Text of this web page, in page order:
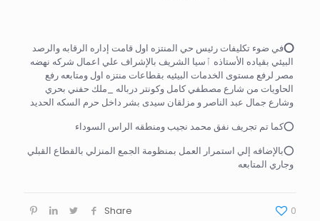
⭕في ضوء تكليفات رئيس حي المنتزه اول قامت إداره الرقابه والرصد
البيئي بقياده الأستاذه ٱسيا الشريف بالإشراف علي اعمال شركه نهضه
مصر لرفع مستوى الخدمات البيئيه بقطاعات منتزه اول ومتابعه رفع
الحاويات من شارع مصطفي كامل وكونتر درباله _ملك حفني بحري
وشارع جمال عبد الناصر و مزلقان سيدى بشر داخل حرم السكه الحديد
⭕كما تم تجريف نفق محمد نجيب ومنطقه الراس السوداء
⭕بالإضافه إلي استمرار العمل بمنظومة الجمع المنزلي بالقطاع القبلي
وجاري المتابعه
Share 0